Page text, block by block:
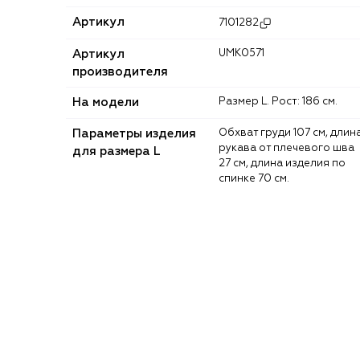
Артикул 7101282
Артикул
производителя
UMK0571
На модели Размер L. Рост: 186 см.
Параметры изделия
для размера L
Обхват груди 107 см, длина
рукава от плечевого шва
27 см, длина изделия по
спинке 70 см.